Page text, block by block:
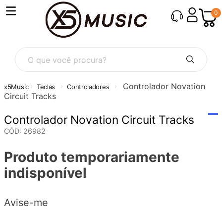
0
O que você procura?
Teclas Controladores
Controlador Novation
Circuit Tracks
Controlador Novation Circuit Tracks
CÓD: 26982
Produto temporariamente
indisponível
Avise-me